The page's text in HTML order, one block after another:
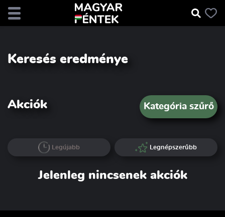
Keresés eredménye
Akciók Kategória szűrő
Legújabb Legnépszerűbb
Jelenleg nincsenek akciók